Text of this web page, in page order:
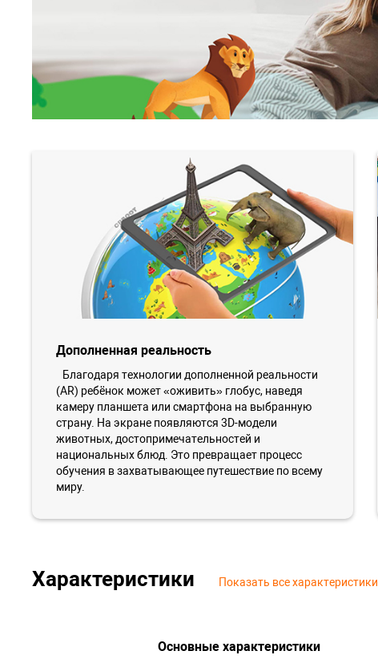
Дополненная реальность
Благодаря технологии дополненной реальности
(AR) ребёнок может «оживить» глобус, наведя
камеру планшета или смартфона на выбранную
страну. На экране появляются 3D-модели
животных, достопримечательностей и
национальных блюд. Это превращает процесс
обучения в захватывающее путешествие по всему
миру.
Характеристики Показать все характеристики
Основные характеристики